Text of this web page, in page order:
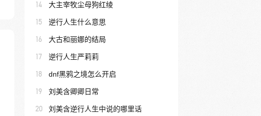
14 大主宰牧尘母狗红绫
15 逆行人生什么意思
16 大古和丽娜的结局
17 逆行人生严莉莉
18 dnf黑鸦之境怎么开启
19 刘美含卿卿日常
20 刘美含逆行人生中说的哪里话